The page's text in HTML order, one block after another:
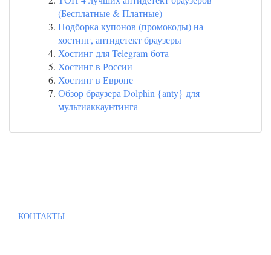
(Бесплатные & Платные)
Подборка купонов (промокоды) на
хостинг, антидетект браузеры
Хостинг для Telegram-бота
Хостинг в России
Хостинг в Европе
Обзор браузера Dolphin {anty} для
мультиаккаунтинга
КОНТАКТЫ